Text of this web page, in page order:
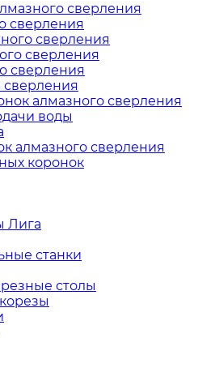
сверления
сверления
сверления
сверления
сверления
алмазного сверления
воды
алмазного сверления
коронок
Лига
станки
столы